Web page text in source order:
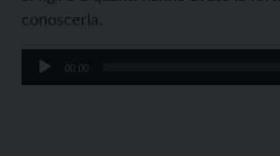
conoscerla.
Audio
Player
00:00